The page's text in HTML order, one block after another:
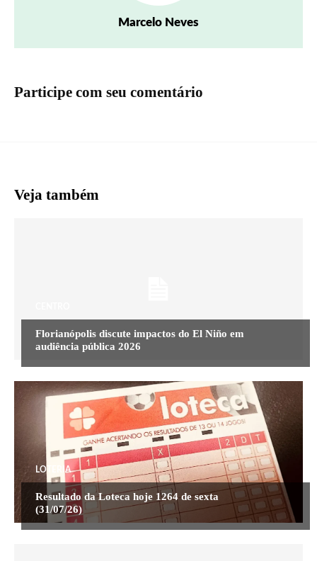
Marcelo Neves
Participe com seu comentário
Veja também
Florianópolis discute impactos do El Niño em
audiência pública 2026
LOTERIA
Resultado da Loteca hoje 1264 de sexta
(31/07/26)